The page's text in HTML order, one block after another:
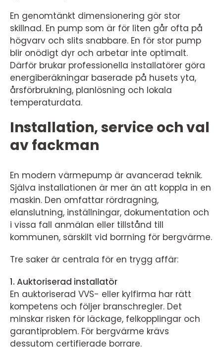
En genomtänkt dimensionering gör stor
skillnad. En pump som är för liten går ofta på
högvarv och slits snabbare. En för stor pump
blir onödigt dyr och arbetar inte optimalt.
Därför brukar professionella installatörer göra
energiberäkningar baserade på husets yta,
årsförbrukning, planlösning och lokala
temperaturdata.
Installation, service och val
av fackman
En modern värmepump är avancerad teknik.
Själva installationen är mer än att koppla in en
maskin. Den omfattar rördragning,
elanslutning, inställningar, dokumentation och
i vissa fall anmälan eller tillstånd till
kommunen, särskilt vid borrning för bergvärme.
Tre saker är centrala för en trygg affär:
1. Auktoriserad installatör
En auktoriserad VVS- eller kylfirma har rätt
kompetens och följer branschregler. Det
minskar risken för läckage, felkopplingar och
garantiproblem. För bergvärme krävs
dessutom certifierade borrare.